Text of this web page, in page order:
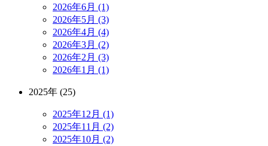
2026年6月 (1)
2026年5月 (3)
2026年4月 (4)
2026年3月 (2)
2026年2月 (3)
2026年1月 (1)
2025年 (25)
2025年12月 (1)
2025年11月 (2)
2025年10月 (2)